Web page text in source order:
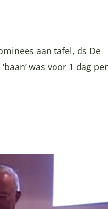
aan tafel, ds De
was voor 1 dag per